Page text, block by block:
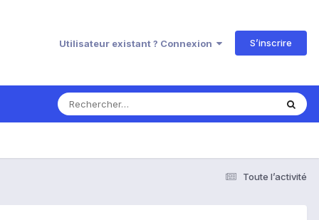
Utilisateur existant ? Connexion S’inscrire
Toute l’activité